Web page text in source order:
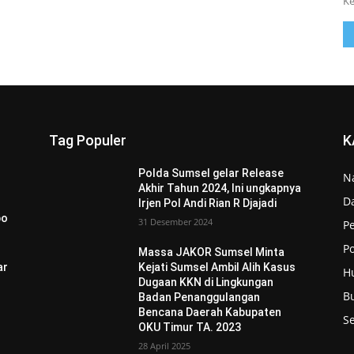
Tag Populer
Polda Sumsel gelar Release
Akhir Tahun 2024, Ini ungkapnya
Irjen Pol Andi Rian R Djajadi
31 Desember 2024
Massa JAKOR Sumsel Minta
Kejati Sumsel Ambil Alih Kasus
Dugaan KKN di Lingkungan
Badan Penanggulangan
Bencana Daerah Kabupaten
OKU Timur TA. 2023
28 April 2025